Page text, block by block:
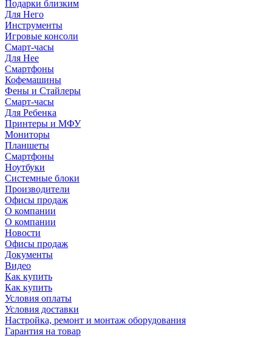
Подарки близким
Для Него
Инструменты
Игровые консоли
Смарт-часы
Для Нее
Смартфоны
Кофемашины
Фены и Стайлеры
Смарт-часы
Для Ребенка
Принтеры и МФУ
Мониторы
Планшеты
Смартфоны
Ноутбуки
Системные блоки
Производители
Офисы продаж
О компании
О компании
Новости
Офисы продаж
Документы
Видео
Как купить
Как купить
Условия оплаты
Условия доставки
Настройка, ремонт и монтаж оборудования
Гарантия на товар